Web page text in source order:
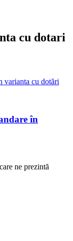
cu dotari
în
ne prezintă